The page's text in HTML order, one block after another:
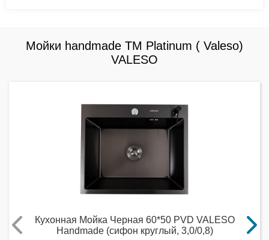
Мойки handmade ТМ Platinum ( Valeso)
VALESO
Кухонная Мойка Черная 60*50 PVD VALESO
Handmade (сифон круглый, 3,0/0,8)